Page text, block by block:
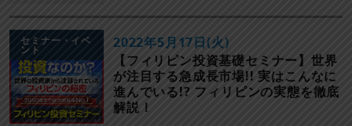
セミナー・イベ
ント
【フィリピン投資基礎セミナー】世界
が注目する急成長市場!! 実はこんなに
進んでいる!? フィリピンの実態を徹底
解説！
2022年5月17日(火)